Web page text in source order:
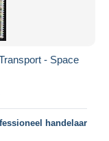
- Space
handelaar